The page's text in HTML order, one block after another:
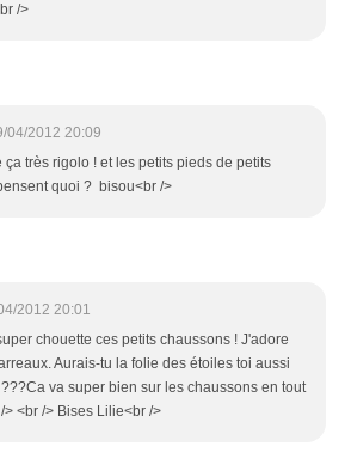
/>
04/2012 20:09
ça très rigolo ! et les petits pieds de petits
quoi ? bisou<br />
2012 20:01
chouette ces petits chaussons ! J'adore
Aurais-tu la folie des étoiles toi aussi
va super bien sur les chaussons en tout
> <br /> Bises Lilie<br />